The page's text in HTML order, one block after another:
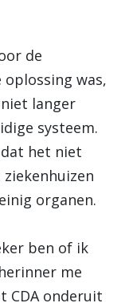
de
was,
langer
systeem.
dat het niet
organen.
ben of ik
me
CDA onderuit